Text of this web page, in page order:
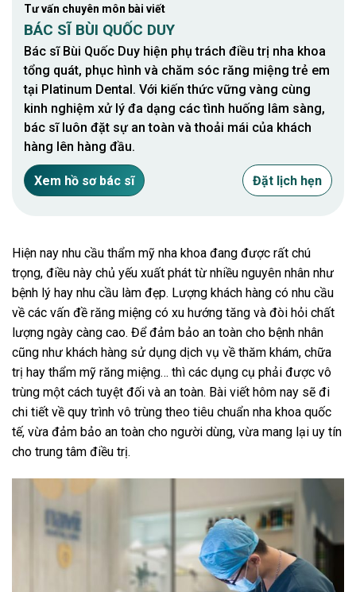
Tư vấn chuyên môn bài viết
BÁC SĨ BÙI QUỐC DUY
Bác sĩ Bùi Quốc Duy hiện phụ trách điều trị nha khoa
tổng quát, phục hình và chăm sóc răng miệng trẻ em
tại Platinum Dental. Với kiến thức vững vàng cùng
kinh nghiệm xử lý đa dạng các tình huống lâm sàng,
bác sĩ luôn đặt sự an toàn và thoải mái của khách
hàng lên hàng đầu.
Xem hồ sơ bác sĩ Đặt lịch hẹn
Hiện nay nhu cầu thẩm mỹ nha khoa đang được rất chú
trọng, điều này chủ yếu xuất phát từ nhiều nguyên nhân như
bệnh lý hay nhu cầu làm đẹp. Lượng khách hàng có nhu cầu
về các vấn đề răng miệng có xu hướng tăng và đòi hỏi chất
lượng ngày càng cao. Để đảm bảo an toàn cho bệnh nhân
cũng như khách hàng sử dụng dịch vụ về thăm khám, chữa
trị hay thẩm mỹ răng miệng… thì các dụng cụ phải được vô
trùng một cách tuyệt đối và an toàn. Bài viết hôm nay sẽ đi
chi tiết về quy trình vô trùng theo tiêu chuẩn nha khoa quốc
tế, vừa đảm bảo an toàn cho người dùng, vừa mang lại uy tín
cho trung tâm điều trị.